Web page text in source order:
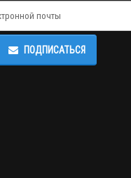
ПОДПИСАТЬСЯ